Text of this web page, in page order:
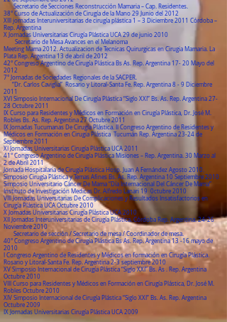
Secretario de Secciones Reconstrucción Mamaria – Cap. Residentes.
38° Curso de Actualización de Cirugía de la Mano 29 Junio del 2012
XIII jornadas Interuniversitarias de cirugía plástica 1 – 3 Diciembre 2011 Córdoba –
Rep. Argentina
X Jornadas Universitarias Cirugía Plástica UCA 29 de junio 2010
Secretario de Mesa Avances en el Melanoma
Meeting Mama 2012. Actualizacion de Tecnicas Quirurgicas en Cirugia Mamaria. La
Plata Rep. Argentina 13 de abril de 2012
42° Congreso Argentino de Cirugía Plástica Bs As. Rep. Argentina 17- 20 Mayo del
2012
7° Jornadas de Sociedades Regionales de la SACPER.
“Dr. Carlos Caviglia” Rosario y Litoral-Santa Fe. Rep. Argentina 8 - 9 Diciembre
2011
XVI Simposio Internacional De Cirugía Plástica “Siglo XXI” Bs. As. Rep. Argentina 27-
28 Octubre 2011
IX Curso para Residentes y Médicos en Formación en Cirugía Plástica, Dr. José M.
Robles Bs. As. Rep. Argentina 27 Octubre 2011
IX Jornadas Tucumanas De Cirugía Plástica. II Congreso Argentino de Residentes y
Médicos en Formación en Cirugía Plástica Tucumán Rep. Argentina 23-24 de
Septiembre 2011
XI Jornadas Universitarias Cirugía Plástica UCA 2011
41° Congreso Argentino de Cirugía Plástica Misiones – Rep. Argentina. 30 Marzo al
2 de Abril 2011
Jornada Hospitalaria de Cirugía Plástica Hosp. Juan A Fernández Agosto 2010.
Simposio Cirugía Plástica y Temas Afines Bs. As. Rep. Argentina 10 Septiembre 2010
Simposio Universitario Cáncer De Mama “Día Internacional Del Cáncer De Mama”
Instituto de Investigación Medicas Dr. Alfredo Lanari 19 0ctubre 2010
VIII Jornadas Universitarias De Complicaciones y Resultados Insatisfactorios en
Cirugía Plástica UCA Octubre 2010
X Jornadas Universitarias Cirugía Plástica UCA 2010
XII Jornadas Interuniversitarias de Cirugía Plástica. Córdoba Rep. Argentina. 24-26
Noviembre 2010
Secretario de sección / Secretario de mesa / Coordinador de mesa.
40° Congreso Argentino de Cirugía Plástica Bs As. Rep. Argentina 13 -16 mayo de
2010
I Congreso Argentino de Residentes y Médicos en formación en Cirugía Plástica.
Rosario y Litoral-Santa Fe. Rep. Argentina 2-3 septiembre 2010
XV Simposio Internacional de Cirugía Plástica “Siglo XXI” Bs. As . Rep. Argentina
Octubre 2010
VIII Curso para Residentes y Médicos en Formación en Cirugía Plástica, Dr. José M.
Robles Octubre 2010
XIV Simposio Internacional de Cirugía Plástica “Siglo XXI” Bs. As. Rep. Argentina
Octubre 2009
IX Jornadas Universitarias Cirugía Plástica UCA 2009